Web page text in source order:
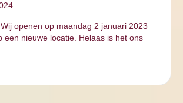
openen op maandag 2 januari 2023
een nieuwe locatie. Helaas is het ons